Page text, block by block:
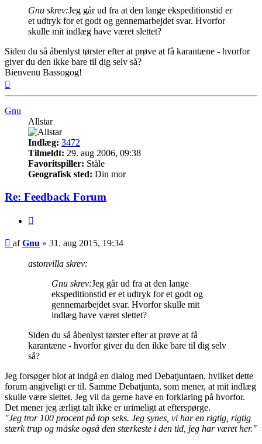
Gnu skrev:Jeg går ud fra at den lange ekspeditionstid er
et udtryk for et godt og gennemarbejdet svar. Hvorfor
skulle mit indlæg have været slettet?
Siden du så åbenlyst tørster efter at prøve at få karantæne - hvorfor
giver du den ikke bare til dig selv så?
Bienvenu Bassogog!
Gnu
Allstar
Indlæg: 3472
Tilmeldt: 29. aug 2006, 09:38
Favoritspiller: Ståle
Geografisk sted: Din mor
Re: Feedback Forum
Indlæg
afGnu » 31. aug 2015, 19:34
astonvilla skrev:
Gnu skrev:Jeg går ud fra at den lange
ekspeditionstid er et udtryk for et godt og
gennemarbejdet svar. Hvorfor skulle mit
indlæg have været slettet?
Siden du så åbenlyst tørster efter at prøve at få
karantæne - hvorfor giver du den ikke bare til dig selv
så?
Jeg forsøger blot at indgå en dialog med Debatjuntaen, hvilket dette
forum angiveligt er til. Samme Debatjunta, som mener, at mit indlæg
skulle være slettet. Jeg vil da gerne have en forklaring på hvorfor.
Det mener jeg ærligt talt ikke er urimeligt at efterspørge.
"Jeg tror 100 procent på top seks. Jeg synes, vi har en rigtig, rigtig
stærk trup og måske også den stærkeste i den tid, jeg har været her."